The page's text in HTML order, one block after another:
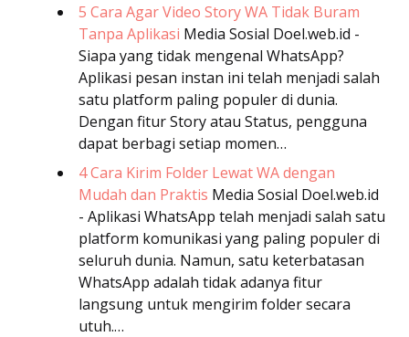
5 Cara Agar Video Story WA Tidak Buram
Tanpa Aplikasi Media Sosial Doel.web.id -
Siapa yang tidak mengenal WhatsApp?
Aplikasi pesan instan ini telah menjadi salah
satu platform paling populer di dunia.
Dengan fitur Story atau Status, pengguna
dapat berbagi setiap momen…
4 Cara Kirim Folder Lewat WA dengan
Mudah dan Praktis Media Sosial Doel.web.id
- Aplikasi WhatsApp telah menjadi salah satu
platform komunikasi yang paling populer di
seluruh dunia. Namun, satu keterbatasan
WhatsApp adalah tidak adanya fitur
langsung untuk mengirim folder secara
utuh.…